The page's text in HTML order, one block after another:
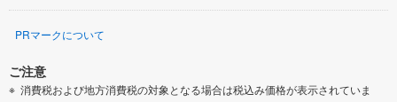
PRマークについて
ご注意
消費税および地方消費税の対象となる場合は税込み価格が表示されていま